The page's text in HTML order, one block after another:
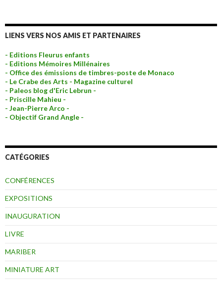
LIENS VERS NOS AMIS ET PARTENAIRES
- Editions Fleurus enfants
- Editions Mémoires Millénaires
- Office des émissions de timbres-poste de Monaco
- Le Crabe des Arts - Magazine culturel
- Paleos blog d'Eric Lebrun -
- Priscille Mahieu -
- Jean-Pierre Arco -
- Objectif Grand Angle -
CATÉGORIES
CONFÉRENCES
EXPOSITIONS
INAUGURATION
LIVRE
MARIBER
MINIATURE ART